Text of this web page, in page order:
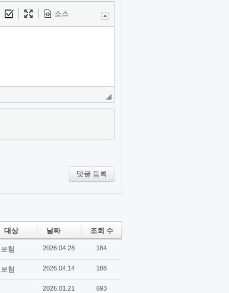
소스
댓글 등록
대상 날짜 조회 수
보험 2026.04.28 184
보험 2026.04.14 188
2026.01.21 693